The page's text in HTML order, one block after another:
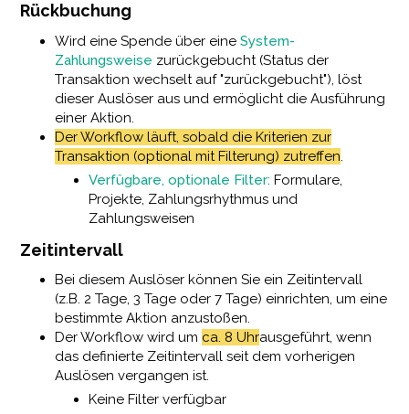
Rückbuchung
Wird eine Spende über eine System-
Zahlungsweise zurückgebucht (Status der
Transaktion wechselt auf "zurückgebucht"), löst
dieser Auslöser aus und ermöglicht die Ausführung
einer Aktion.
Der Workflow läuft, sobald die Kriterien zur
Transaktion (optional mit Filterung) zutreffen.
Verfügbare, optionale Filter: Formulare,
Projekte, Zahlungsrhythmus und
Zahlungsweisen
Zeitintervall
Bei diesem Auslöser können Sie ein Zeitintervall
(z.B. 2 Tage, 3 Tage oder 7 Tage) einrichten, um eine
bestimmte Aktion anzustoßen.
Der Workflow wird um ca. 8 Uhrausgeführt, wenn
das definierte Zeitintervall seit dem vorherigen
Auslösen vergangen ist.
Keine Filter verfügbar